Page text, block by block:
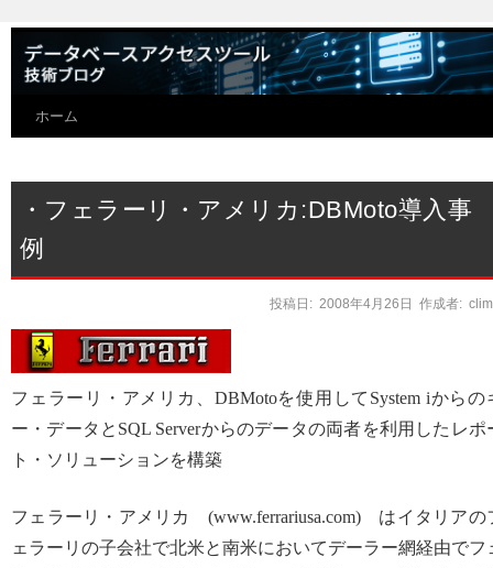
ホーム
・フェラーリ・アメリカ:DBMoto導入事
例
投稿日: 2008年4月26日 作成者:
フェラーリ・アメリカ、DBMotoを使用してSystem iからの
ー・データとSQL Serverからのデータの両者を利用したレポ
ト・ソリューションを構築
フェラーリ・アメリカ (www.ferrariusa.com) はイタリアの
ェラーリの子会社で北米と南米においてデーラー網経由でフ